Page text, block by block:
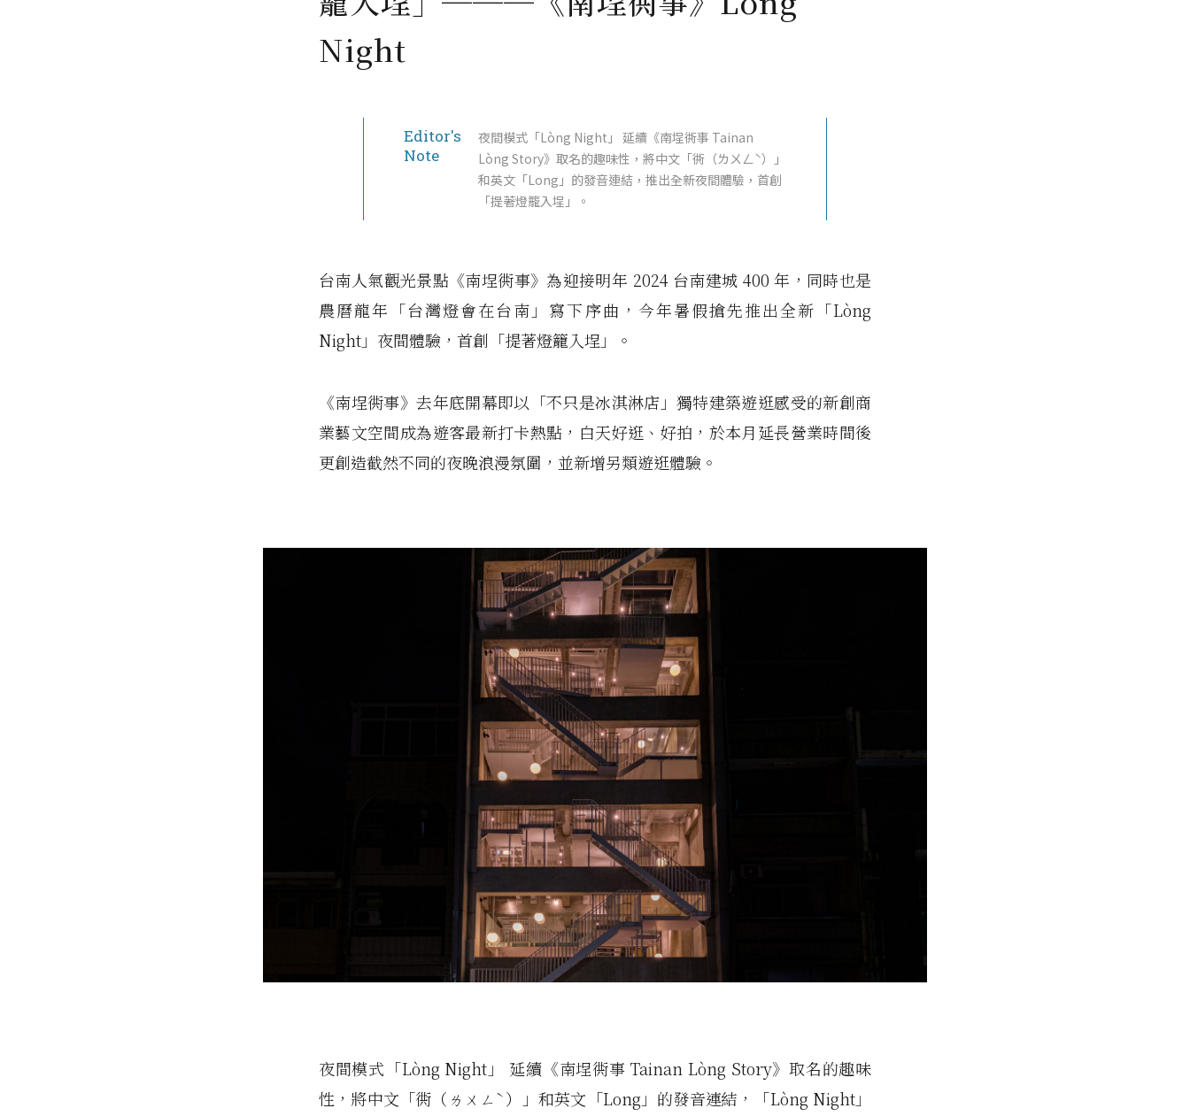
Night
Editor's
Note
夜間模式「Lòng Night」 延續《南埕衖事 Tainan
Lòng Story》取名的趣味性，將中文「衖（ㄌㄨㄥˋ）」
和英文「Long」的發音連結，推出全新夜間體驗，首創
「提著燈籠入埕」。
台南人氣觀光景點《南埕衖事》為迎接明年 2024 台南建城 400 年，同時也是
農曆龍年「台灣燈會在台南」寫下序曲，今年暑假搶先推出全新「Lòng
Night」夜間體驗，首創「提著燈籠入埕」。
《南埕衖事》去年底開幕即以「不只是冰淇淋店」獨特建築遊逛感受的新創商
業藝文空間成為遊客最新打卡熱點，白天好逛、好拍，於本月延長營業時間後
更創造截然不同的夜晚浪漫氛圍，並新增另類遊逛體驗。
夜間模式「Lòng Night」 延續《南埕衖事 Tainan Lòng Story》取名的趣味
性，將中文「衖（ㄌㄨㄥˋ）」和英文「Long」的發音連結，「Lòng Night」